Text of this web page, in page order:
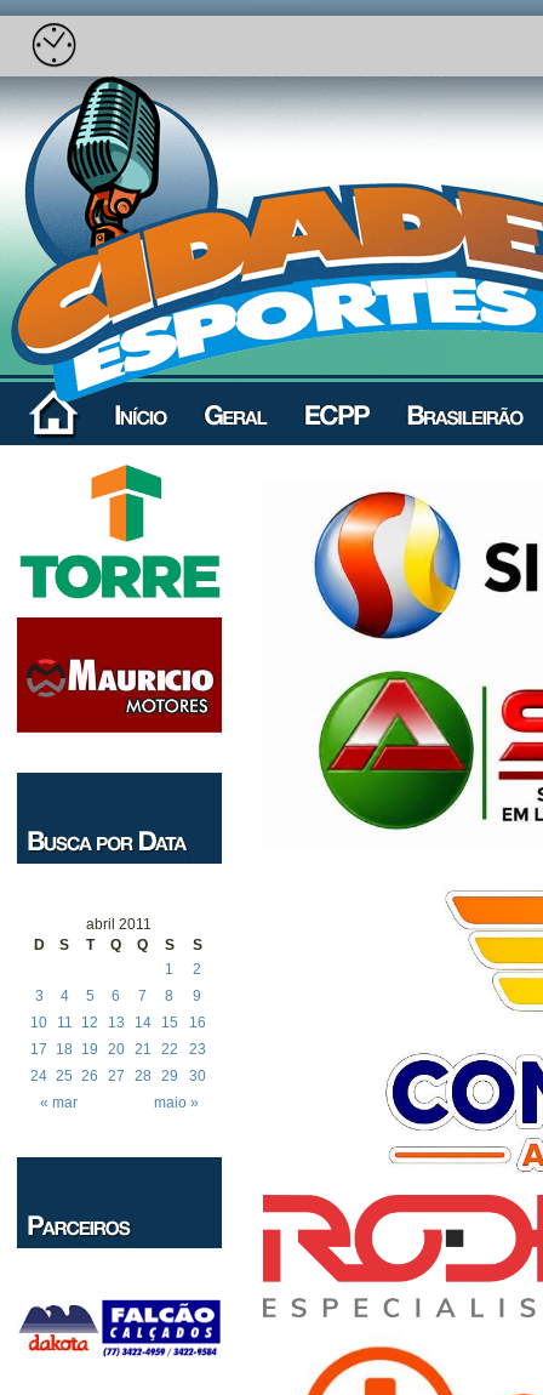
abril 2011
D
S T Q Q S S
« mar maio »
1
2
3
4 5 6 7 8
9
10
11 12 13 14 15
16
17
18 19 20 21 22
23
24 25 26 27 28 29 30